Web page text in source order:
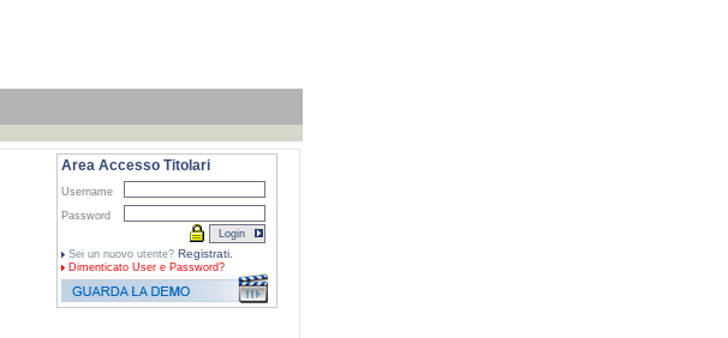
Area Accesso Titolari
Username
Password
Sei un nuovo utente? Registrati.
Dimenticato User e Password?